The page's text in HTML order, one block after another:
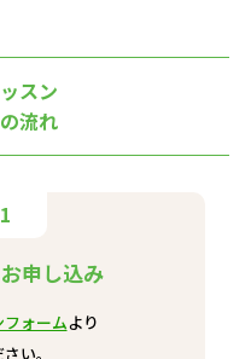
スン
流れ
申し込み
ォームより
い。